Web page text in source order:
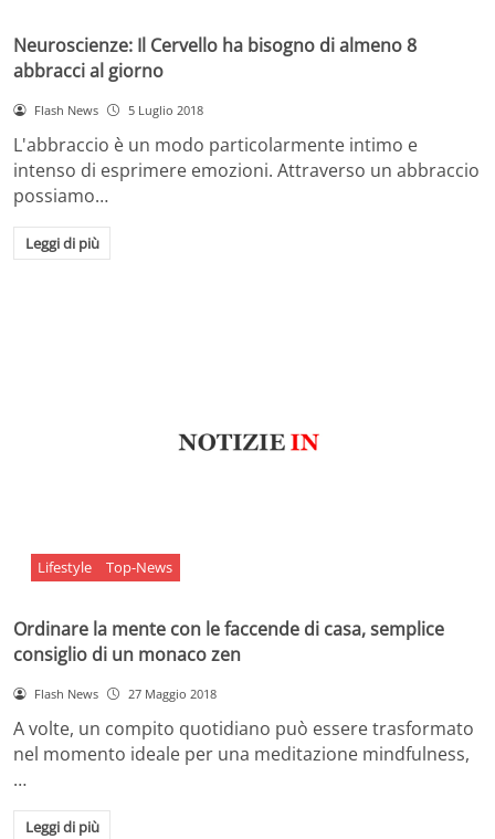
Neuroscienze: Il Cervello ha bisogno di almeno 8
abbracci al giorno
Flash News 5 Luglio 2018
L'abbraccio è un modo particolarmente intimo e
intenso di esprimere emozioni. Attraverso un abbraccio
possiamo…
Leggi di più
Lifestyle Top-News
Ordinare la mente con le faccende di casa, semplice
consiglio di un monaco zen
Flash News 27 Maggio 2018
A volte, un compito quotidiano può essere trasformato
nel momento ideale per una meditazione mindfulness,
…
Leggi di più